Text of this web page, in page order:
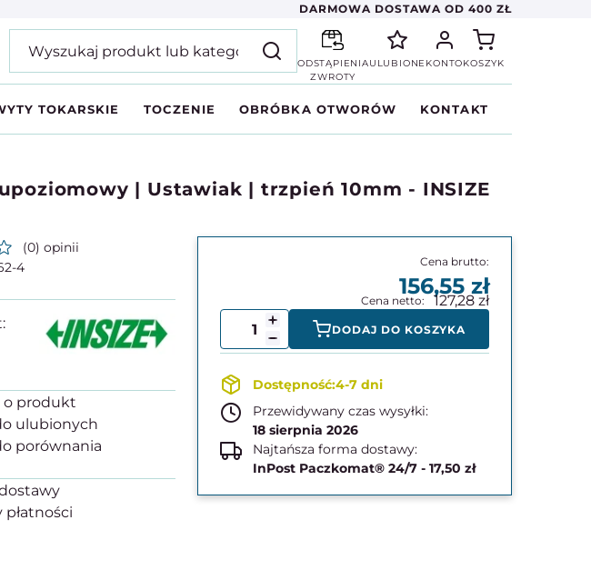
DARMOWA DOSTAWA OD 400 ZŁ
ODSTĄPIENIA
ZWROTY
ULUBIONE KONTOKOSZYK
TOKARSKIE TOCZENIE OBRÓBKA OTWORÓW KONTAKT
| Ustawiak | trzpień 10mm - INSIZE
(0) opinii
4
o produkt
156,55
127,28
DODAJ DO KOSZYKA
4-7 dni
Przewidywany czas wysyłki:
18 sierpnia 2026
Najtańsza forma dostawy:
InPost Paczkomat® 24/7 - 17,50 zł